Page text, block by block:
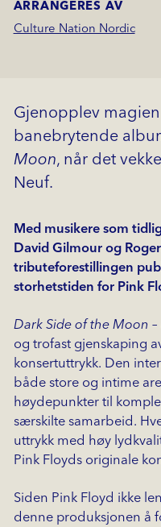
ARRANGERES AV
Culture Nation Nordic
Gjenopplev
banebrytende
Moon, når det
Neuf.
Med musikere som
David Gilmour og
tributeforestillingen
storhetstiden for Pink
Dark Side of the Moon
og trofast gjenskaping
konsertuttrykk. Den
både store og intime
høydepunkter til
særskilte samarbeid.
uttrykk med høy
Pink Floyds originale
Siden Pink Floyd ikke
denne produksjonen å